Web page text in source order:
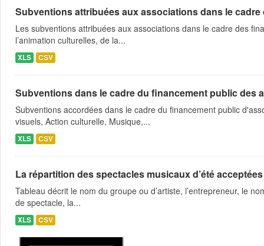
Subventions attribuées aux associations dans le
Les subventions attribuées aux associations dans le cadre des
l’animation culturelles, de la...
XLS CSV
Subventions dans le cadre du financement public des
Subventions accordées dans le cadre du financement public
visuels, Action culturelle, Musique,...
XLS CSV
La répartition des spectacles musicaux d’été
Tableau décrit le nom du groupe ou d’artiste, l’entrepreneur, le
de spectacle, la...
XLS CSV